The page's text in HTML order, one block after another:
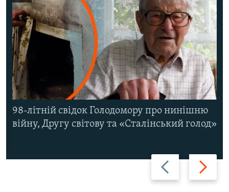
Назад Вперед
98-літній свідок Голодомору про нинішню
війну, Другу світову та «Сталінський голод»